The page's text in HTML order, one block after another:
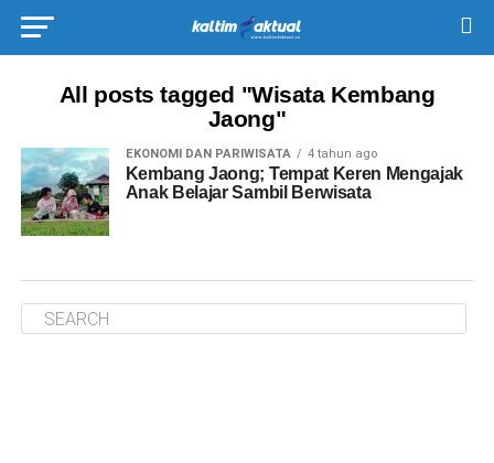
All posts tagged "Wisata Kembang
Jaong"
EKONOMI DAN PARIWISATA 4 tahun ago
Kembang Jaong; Tempat Keren Mengajak
Anak Belajar Sambil Berwisata